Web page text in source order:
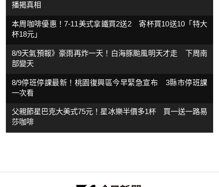
播揭真相
本周咖啡優惠！7-11美式拿鐵買2送2 寄杯買10送10「特大
杯18元」
8/9天氣預報》豪雨再炸一天！白海豚颱風明天才走 下周南
部變天
8/9停班停課最新！桃園復興區今早緊急宣布 3縣市停班課
一次看
父親節星巴克大美式75元！星冰樂半價多1杯 買一送一路易
莎咖啡